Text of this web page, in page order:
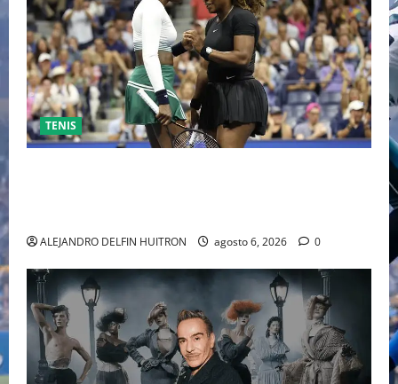
TENIS
ALEJANDRO DELFIN HUITRON agosto 6, 2026 0